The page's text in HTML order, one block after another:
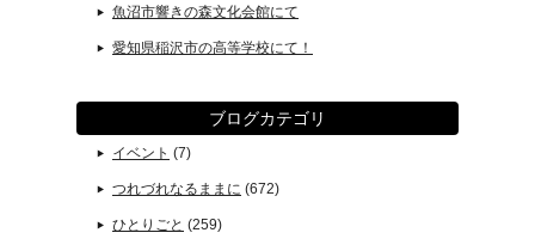
魚沼市響きの森文化会館にて
愛知県稲沢市の高等学校にて！
ブログカテゴリ
イベント (7)
つれづれなるままに (672)
ひとりごと (259)